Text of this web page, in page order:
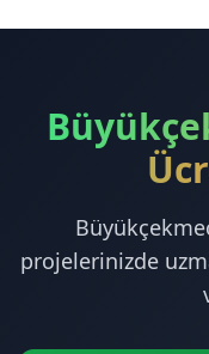
projelerinizde